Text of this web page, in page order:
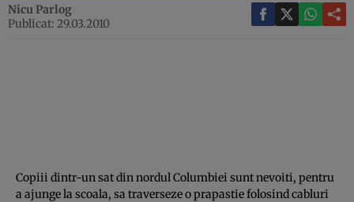
Nicu Parlog
Publicat: 29.03.2010
Copiii dintr-un sat din nordul Columbiei sunt nevoiti, pentru
a ajunge la scoala, sa traverseze o prapastie folosind cabluri